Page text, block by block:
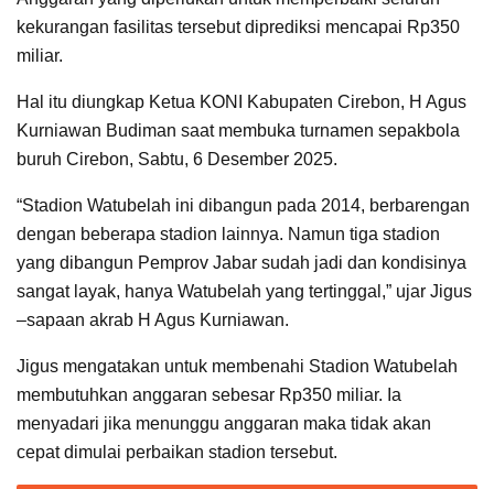
kekurangan fasilitas tersebut diprediksi mencapai Rp350
miliar.
Hal itu diungkap Ketua KONI Kabupaten Cirebon, H Agus
Kurniawan Budiman saat membuka turnamen sepakbola
buruh Cirebon, Sabtu, 6 Desember 2025.
“Stadion Watubelah ini dibangun pada 2014, berbarengan
dengan beberapa stadion lainnya. Namun tiga stadion
yang dibangun Pemprov Jabar sudah jadi dan kondisinya
sangat layak, hanya Watubelah yang tertinggal,” ujar Jigus
–sapaan akrab H Agus Kurniawan.
Jigus mengatakan untuk membenahi Stadion Watubelah
membutuhkan anggaran sebesar Rp350 miliar. Ia
menyadari jika menunggu anggaran maka tidak akan
cepat dimulai perbaikan stadion tersebut.